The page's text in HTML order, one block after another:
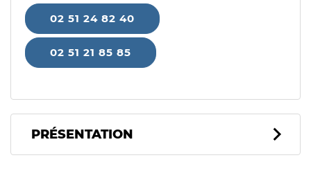
02 51 24 82 40
02 51 21 85 85
PRÉSENTATION